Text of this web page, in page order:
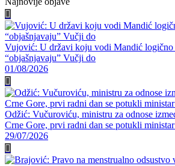
Vujović: U državi koju vodi Mandić
“objašnjavaju” Vučji do
01/08/2026
Odžić: Vučuroviću, ministru za odnose
Crne Gore, prvi radni dan se potukli
29/07/2026